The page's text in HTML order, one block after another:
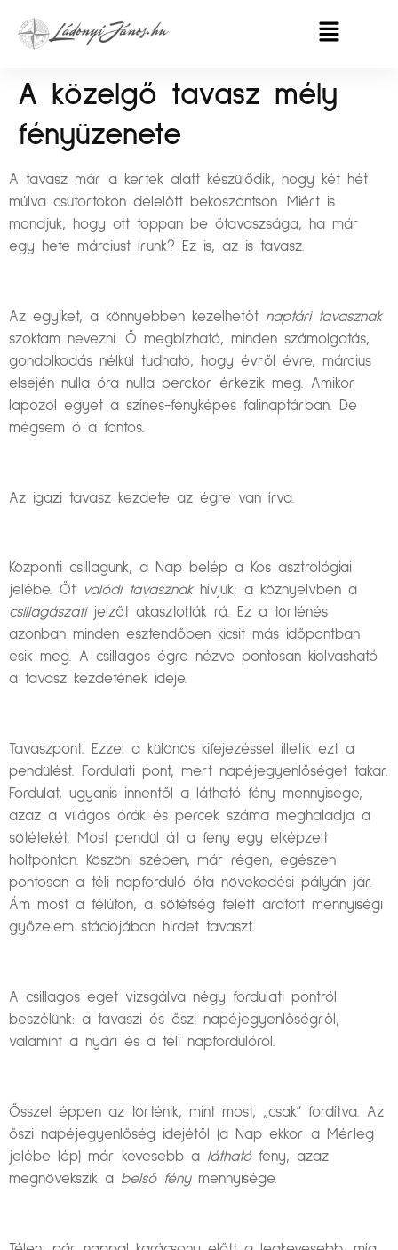
A közelgő tavasz mély
fényüzenete
A tavasz már a kertek alatt készülődik, hogy két hét
múlva csütörtökön délelőtt beköszöntsön. Miért is
mondjuk, hogy ott toppan be őtavaszsága, ha már
egy hete márciust írunk? Ez is, az is tavasz.
Az egyiket, a könnyebben kezelhetőt naptári tavasznak
szoktam nevezni. Ő megbízható, minden számolgatás,
gondolkodás nélkül tudható, hogy évről évre, március
elsején nulla óra nulla perckor érkezik meg. Amikor
lapozol egyet a színes-fényképes falinaptárban. De
mégsem ő a fontos.
Az igazi tavasz kezdete az égre van írva.
Központi csillagunk, a Nap belép a Kos asztrológiai
jelébe. Őt
valódi tavasznak hívjuk; a köznyelvben a
csillagászatijelzőt akasztották rá. Ez a történés
azonban minden esztendőben kicsit más időpontban
esik meg. A csillagos égre nézve pontosan kiolvasható
a tavasz kezdetének ideje.
Tavaszpont. Ezzel a különös kifejezéssel illetik ezt a
pendülést. Fordulati pont, mert napéjegyenlőséget takar.
Fordulat, ugyanis innentől a látható fény mennyisége,
azaz a világos órák és percek száma meghaladja a
sötétekét. Most pendül át a fény egy elképzelt
holtponton. Köszöni szépen, már régen, egészen
pontosan a téli napforduló óta növekedési pályán jár.
Ám most a félúton, a sötétség felett aratott mennyiségi
győzelem stációjában hirdet tavaszt.
A csillagos eget vizsgálva négy fordulati pontról
beszélünk: a tavaszi és őszi napéjegyenlőségről,
valamint a nyári és a téli napfordulóról.
Ősszel éppen az történik, mint most, „csak” fordítva. Az
őszi napéjegyenlőség idejétől (a Nap ekkor a Mérleg
jelébe lép) már kevesebb a láthatófény, azaz
megnövekszik a belső fénymennyisége.